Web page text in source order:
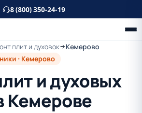
8 (800) 350-24-19
плит и духовок
Кемерово
· Кемерово
и духовых
Кемерове